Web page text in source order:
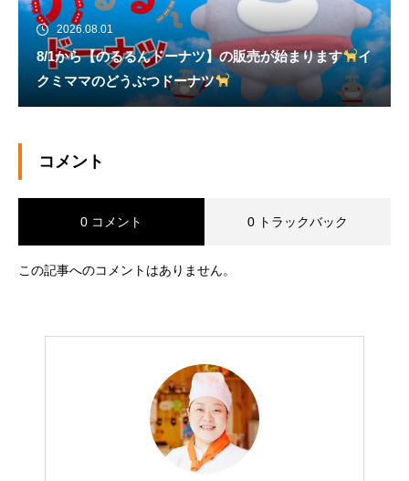
2026.08.01
8/1から【のるるんドーナツ】の販売が始まります
イ
クミママのどうぶつドーナツ
コメント
0 コメント 0 トラックバック
この記事へのコメントはありません。